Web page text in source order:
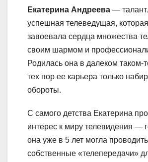
Екатерина Андреева —
успешная телеведущая,
завоевала сердца множества
своим шармом и
Родилась она в далеком таком-
тех пор ее карьера только
обороты.
С самого детства Екатерина
интерес к миру телевидения —
она уже в 5 лет могла
собственные «телепередачи»